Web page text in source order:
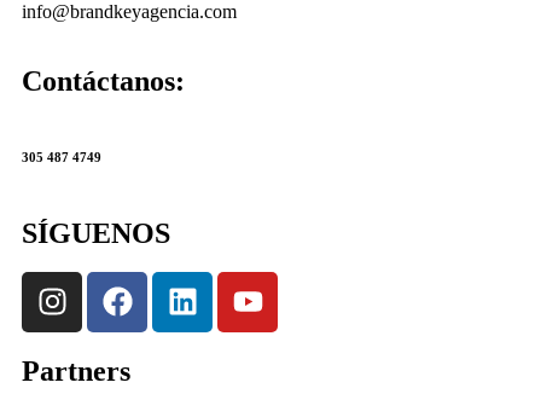
info@brandkeyagencia.com
Contáctanos:
305 487 4749
SÍGUENOS
Partners